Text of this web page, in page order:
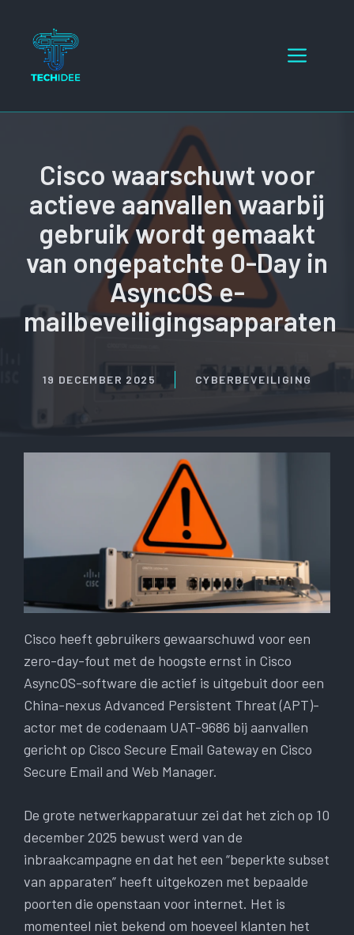
inhoud
Menu
Cisco waarschuwt voor
actieve aanvallen waarbij
gebruik wordt gemaakt
van ongepatchte 0-Day in
AsyncOS e-
mailbeveiligingsapparaten
19 DECEMBER 2025 CYBERBEVEILIGING
Cisco heeft gebruikers gewaarschuwd voor een
zero-day-fout met de hoogste ernst in Cisco
AsyncOS-software die actief is uitgebuit door een
China-nexus Advanced Persistent Threat (APT)-
actor met de codenaam UAT-9686 bij aanvallen
gericht op Cisco Secure Email Gateway en Cisco
Secure Email and Web Manager.
De grote netwerkapparatuur zei dat het zich op 10
december 2025 bewust werd van de
inbraakcampagne en dat het een “beperkte subset
van apparaten” heeft uitgekozen met bepaalde
poorten die openstaan ​​voor internet. Het is
momenteel niet bekend om hoeveel klanten het